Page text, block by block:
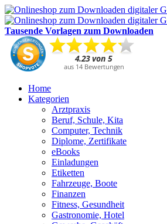
Tausende Vorlagen zum Downloaden
Home
Kategorien
Arztpraxis
Beruf, Schule, Kita
Computer, Technik
Diplome, Zertifikate
eBooks
Einladungen
Etiketten
Fahrzeuge, Boote
Finanzen
Fitness, Gesundheit
Gastronomie, Hotel